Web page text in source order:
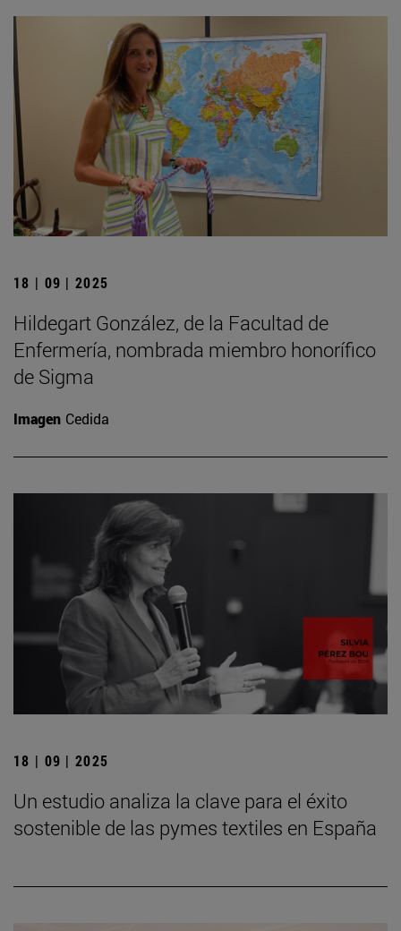
18 | 09 | 2025
Hildegart González, de la Facultad de
Enfermería, nombrada miembro honorífico
de Sigma
Imagen Cedida
18 | 09 | 2025
Un estudio analiza la clave para el éxito
sostenible de las pymes textiles en España